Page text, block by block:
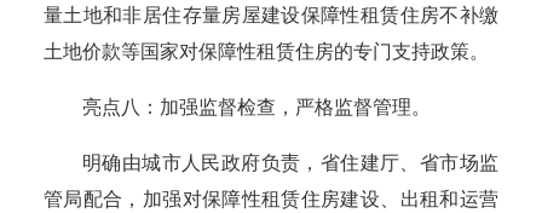
量土地和非居住存量房屋建设保障性租赁住房不补缴
土地价款等国家对保障性租赁住房的专门支持政策。
亮点八：加强监督检查，严格监督管理。
明确由城市人民政府负责，省住建厅、省市场监
管局配合，加强对保障性租赁住房建设、出租和运营